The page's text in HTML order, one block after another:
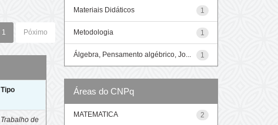
1 Póximo
Tipo
Trabalho de
1
Materiais Didáticos
1
Metodologia
1
Álgebra, Pensamento algébrico, Jo...
Áreas do CNPq
2
MATEMATICA